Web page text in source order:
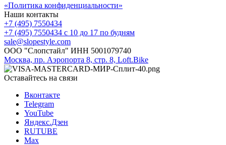
«Политика конфиденциальности»
Наши контакты
+7 (495) 7550434
+7 (495) 7550434 с 10 до 17 по будням
sale@slopestyle.com
ООО "Слопстайл" ИНН 5001079740
Москва, пр. Аэропорта 8, стр. 8, Loft.Bike
Оставайтесь на связи
Вконтакте
Telegram
YouTube
Яндекс.Дзен
RUTUBE
Max